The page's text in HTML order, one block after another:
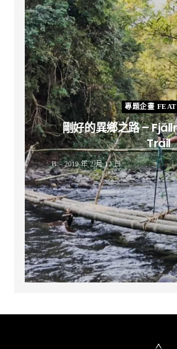
專題企畫
剛好的異鄉之路 –
Trail
B 2019 年 2 月 12 日